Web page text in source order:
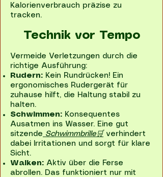
Kalorienverbrauch präzise zu
tracken.
Technik vor Tempo
Vermeide Verletzungen durch die
richtige Ausführung:
Rudern: Kein Rundrücken! Ein
ergonomisches Rudergerät für
zuhause hilft, die Haltung stabil zu
halten.
Schwimmen: Konsequentes
Ausatmen ins Wasser. Eine gut
sitzende Schwimmbrille🛒 verhindert
dabei Irritationen und sorgt für klare
Sicht.
Walken: Aktiv über die Ferse
abrollen. Das funktioniert nur mit